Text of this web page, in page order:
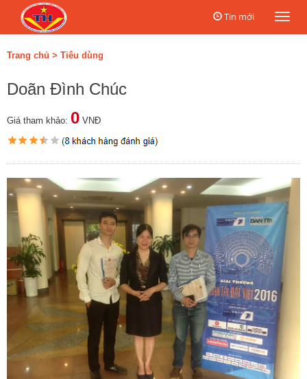
Tin mới
Trang chủ > Tiêu dùng
Doãn Đình Chúc
Giá tham khảo: 0 VNĐ